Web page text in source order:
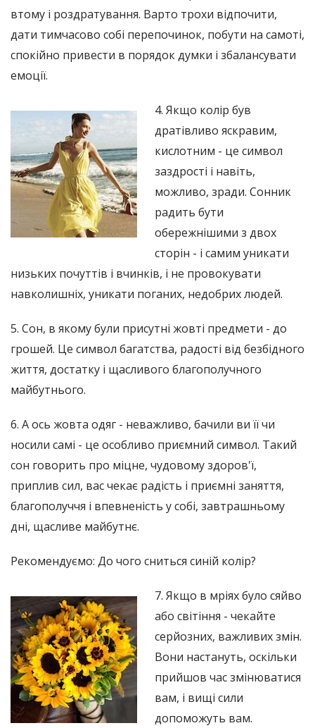
втому і роздратування. Варто трохи відпочити,
дати тимчасово собі перепочинок, побути на самоті,
спокійно привести в порядок думки і збалансувати
емоції.
4. Якщо колір був
дратівливо яскравим,
кислотним - це символ
заздрості і навіть,
можливо, зради. Сонник
радить бути
обережнішими з двох
сторін - і самим уникати
низьких почуттів і вчинків, і не провокувати
навколишніх, уникати поганих, недобрих людей.
5. Сон, в якому були присутні жовті предмети - до
грошей. Це символ багатства, радості від безбідного
життя, достатку і щасливого благополучного
майбутнього.
6. А ось жовта одяг - неважливо, бачили ви її чи
носили самі - це особливо приємний символ. Такий
сон говорить про міцне, чудовому здоров'ї,
приплив сил, вас чекає радість і приємні заняття,
благополуччя і впевненість у собі, завтрашньому
дні, щасливе майбутнє.
Рекомендуємо: До чого сниться синій колір?
7. Якщо в мріях було сяйво
або світіння - чекайте
серйозних, важливих змін.
Вони настануть, оскільки
прийшов час змінюватися
вам, і вищі сили
допоможуть вам.